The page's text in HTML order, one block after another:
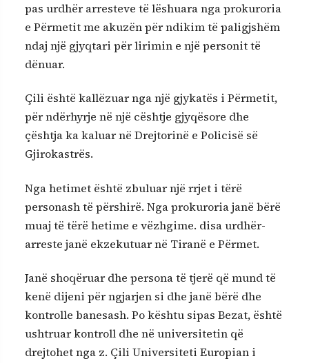
pas urdhër arresteve të lëshuara nga prokuroria
e Përmetit me akuzën për ndikim të paligjshëm
ndaj një gjyqtari për lirimin e një personit të
dënuar.
Çili është kallëzuar nga një gjykatës i Përmetit,
për ndërhyrje në një cështje gjyqësore dhe
çështja ka kaluar në Drejtorinë e Policisë së
Gjirokastrës.
Nga hetimet është zbuluar një rrjet i tërë
personash të përshirë. Nga prokuroria janë bërë
muaj të tërë hetime e vëzhgime. disa urdhër-
arreste janë ekzekutuar në Tiranë e Përmet.
Janë shoqëruar dhe persona të tjerë që mund të
kenë dijeni për ngjarjen si dhe janë bërë dhe
kontrolle banesash. Po kështu sipas Bezat, është
ushtruar kontroll dhe në universitetin që
drejtohet nga z. Çili Universiteti Europian i